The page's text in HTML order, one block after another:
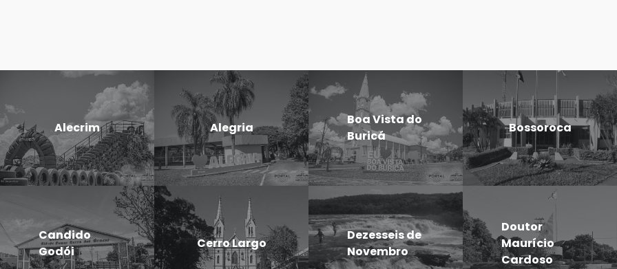
Alecrim Alegria
Boa Vista do
Buricá
Bossoroca
Candido
Godói
Cerro Largo
Dezesseis de
Novembro
Doutor
Maurício
Cardoso